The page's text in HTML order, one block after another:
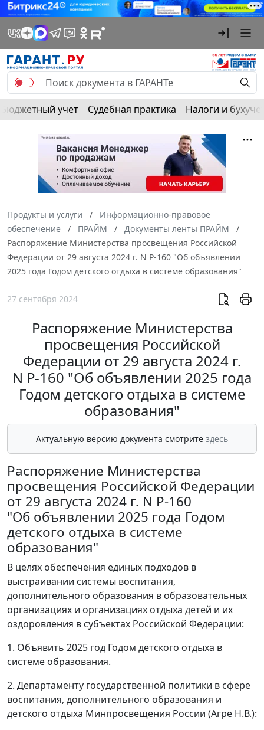
Бюджетный учет Судебная практика Налоги и
Продукты и услуги
Информационно-правовое
обеспечение
ПРАЙМ
Документы ленты ПРАЙМ
Распоряжение Министерства просвещения Российской
Федерации от 29 августа 2024 г. N Р-160 "Об объявлении
2025 года Годом детского отдыха в системе образования"
27 сентября 2024
Распоряжение Министерства
просвещения Российской
Федерации от 29 августа 2024 г.
N Р-160 "Об объявлении 2025 года
Годом детского отдыха в системе
образования"
Актуальную версию документа смотрите здесь
Распоряжение Министерства
просвещения Российской Федерации
от 29 августа 2024 г. N Р-160
"Об объявлении 2025 года Годом
детского отдыха в системе
образования"
В целях обеспечения единых подходов в
выстраивании системы воспитания,
дополнительного образования в образовательных
организациях и организациях отдыха детей и их
оздоровления в субъектах Российской Федерации:
1. Объявить 2025 год Годом детского отдыха в
системе образования.
2. Департаменту государственной политики в сфере
воспитания, дополнительного образования и
детского отдыха Минпросвещения России (Агре Н.В.):